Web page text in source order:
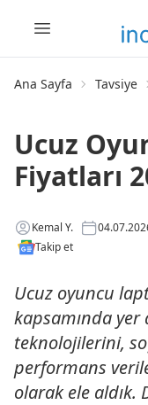
Ana Sayfa Tavsiye
Ucuz
Fiyatları
Kemal Y.
Takip et
Ucuz oyuncu
kapsamında
teknolojilerini,
performans
olarak ele aldık.